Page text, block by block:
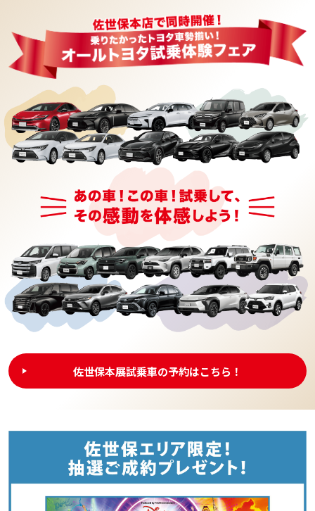
佐世保本展試乗車の予約はこちら！